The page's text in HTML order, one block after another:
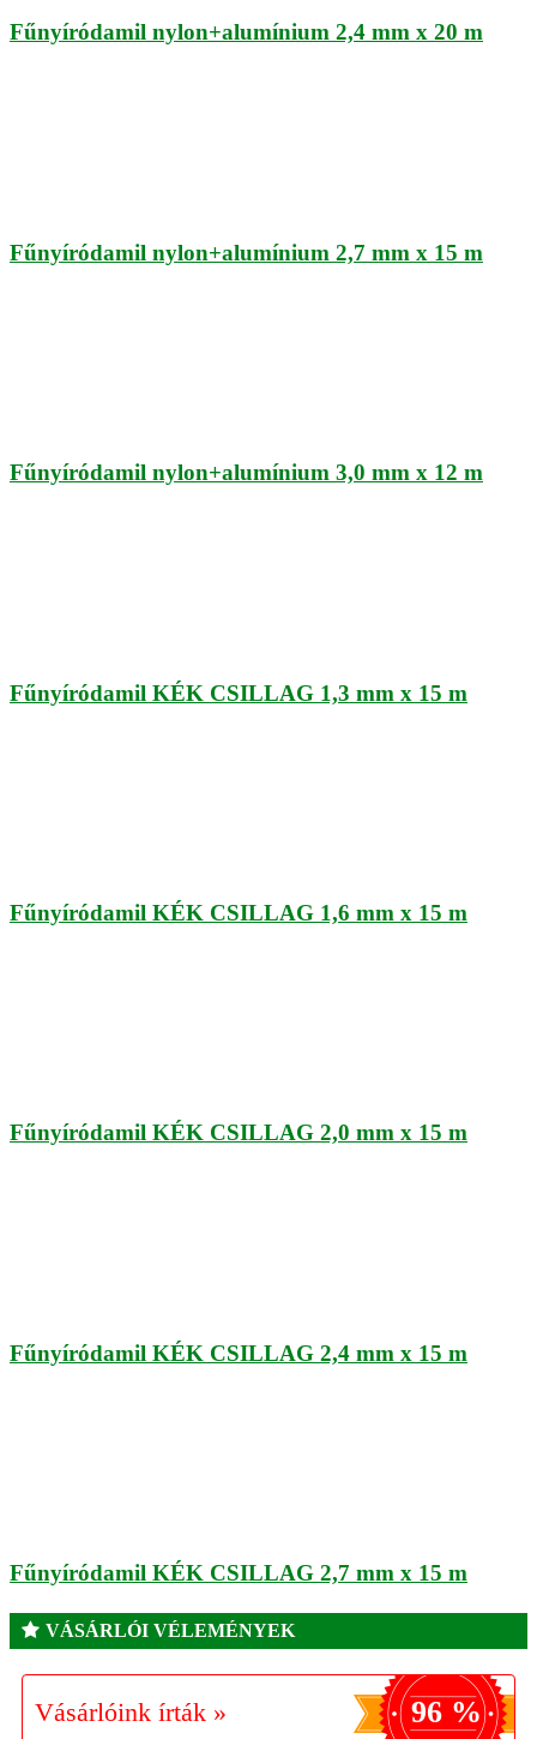
Fűnyíródamil nylon+alumínium 2,4 mm x 20 m
Fűnyíródamil nylon+alumínium 2,7 mm x 15 m
Fűnyíródamil nylon+alumínium 3,0 mm x 12 m
Fűnyíródamil KÉK CSILLAG 1,3 mm x 15 m
Fűnyíródamil KÉK CSILLAG 1,6 mm x 15 m
Fűnyíródamil KÉK CSILLAG 2,0 mm x 15 m
Fűnyíródamil KÉK CSILLAG 2,4 mm x 15 m
Fűnyíródamil KÉK CSILLAG 2,7 mm x 15 m
VÁSÁRLÓI VÉLEMÉNYEK
Vásárlóink írták » 96 %